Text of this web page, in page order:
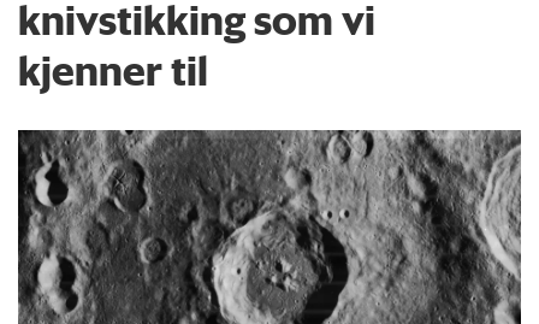
knivstikking som vi
kjenner til